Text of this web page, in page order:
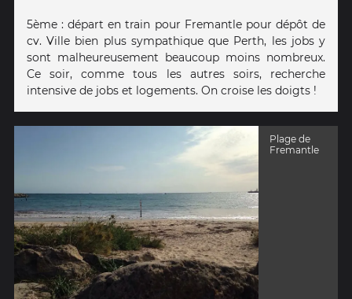
5ème : départ en train pour Fremantle pour dépôt de
cv. Ville bien plus sympathique que Perth, les jobs y
sont malheureusement beaucoup moins nombreux.
Ce soir, comme tous les autres soirs, recherche
intensive de jobs et logements. On croise les doigts !
Plage de
Fremantle